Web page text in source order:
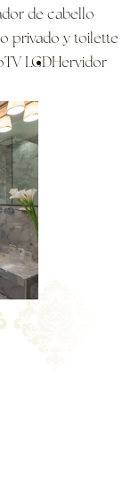
de cabello
privado y toilette
TV LCDHervidor